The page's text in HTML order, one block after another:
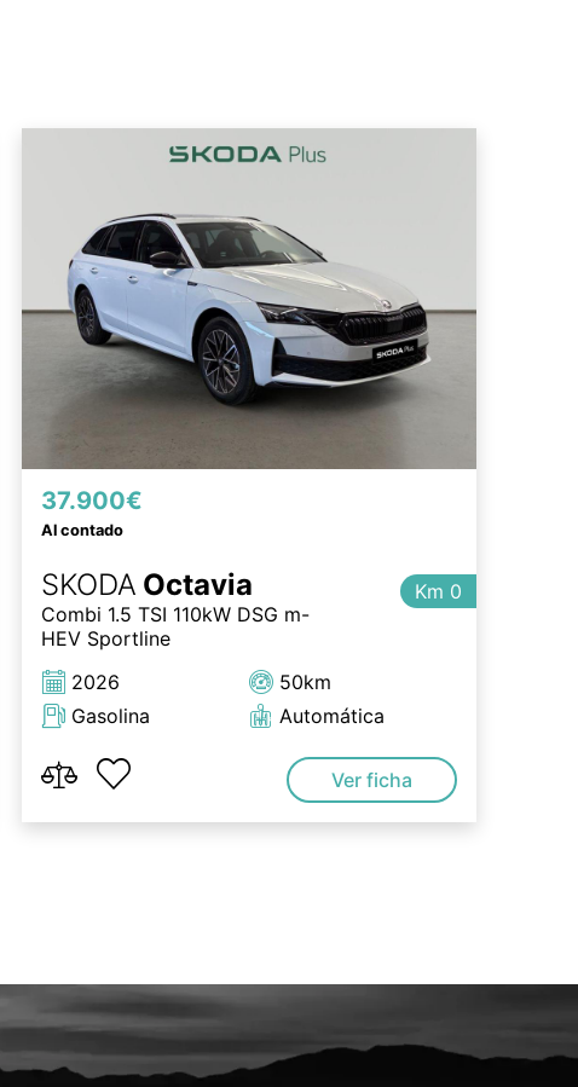
37.900€
Al contado
SKODA Octavia
Combi 1.5 TSI 110kW DSG m-
HEV Sportline
Km 0
2026
Gasolina
50km
Automática
Ver ficha